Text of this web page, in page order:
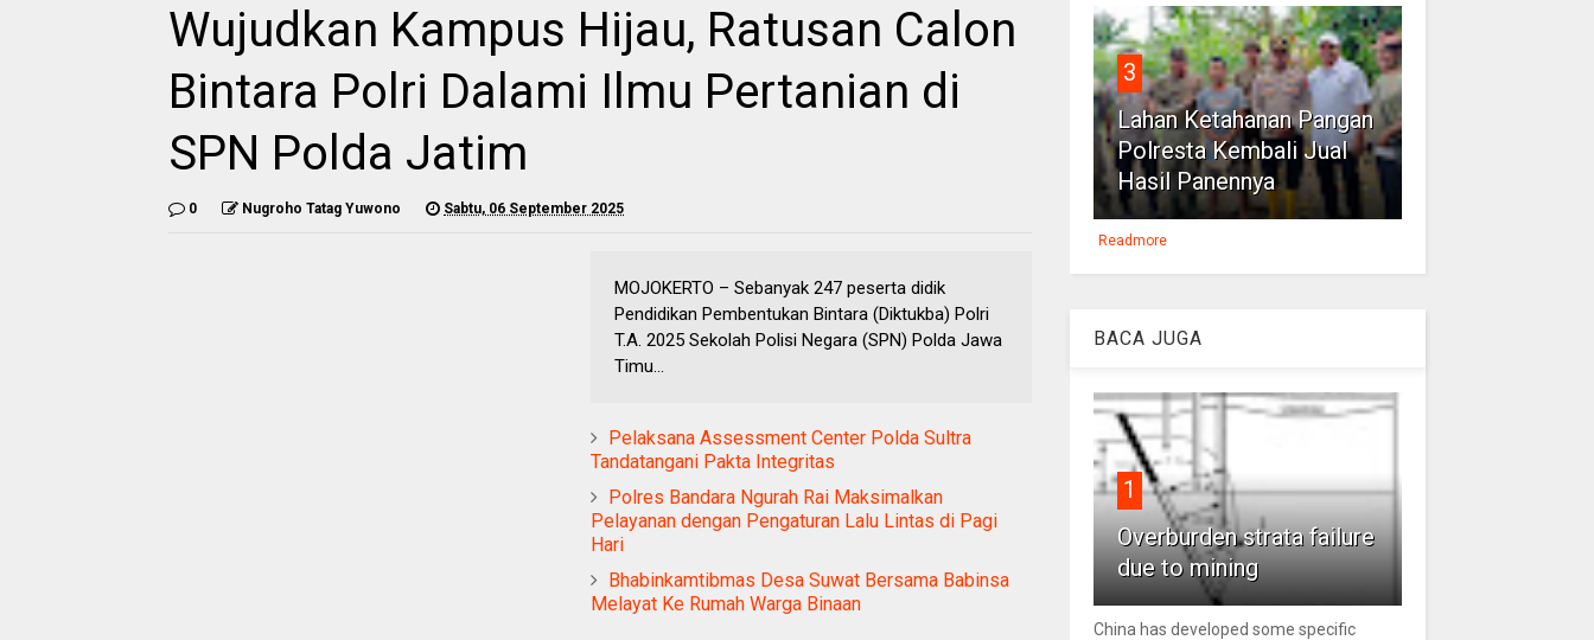
Wujudkan Kampus Hijau, Ratusan Calon
Bintara Polri Dalami Ilmu Pertanian di
SPN Polda Jatim
0 Nugroho Tatag Yuwono Sabtu, 06 September 2025
MOJOKERTO – Sebanyak 247 peserta didik
Pendidikan Pembentukan Bintara (Diktukba) Polri
T.A. 2025 Sekolah Polisi Negara (SPN) Polda Jawa
Timu...
Pelaksana Assessment Center Polda Sultra
Tandatangani Pakta Integritas
Polres Bandara Ngurah Rai Maksimalkan
Pelayanan dengan Pengaturan Lalu Lintas di Pagi
Hari
Bhabinkamtibmas Desa Suwat Bersama Babinsa
Melayat Ke Rumah Warga Binaan
3
Lahan Ketahanan Pangan
Polresta Kembali Jual
Hasil Panennya
Readmore
BACA JUGA
1
Overburden strata failure
due to mining
China has developed some specific